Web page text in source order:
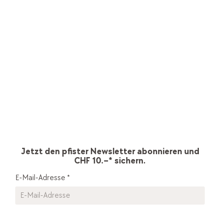
Jetzt den pfister Newsletter abonnieren und
CHF 10.–* sichern.
E-Mail-Adresse *